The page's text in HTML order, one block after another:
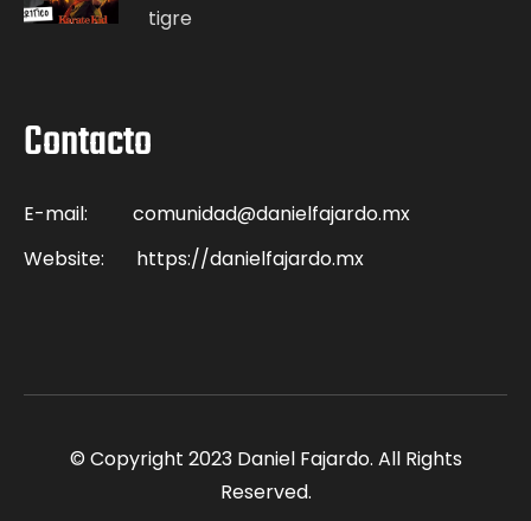
tigre
Contacto
E-mail:
comunidad@danielfajardo.mx
Website:
https://danielfajardo.mx
© Copyright 2023 Daniel Fajardo. All Rights
Reserved.